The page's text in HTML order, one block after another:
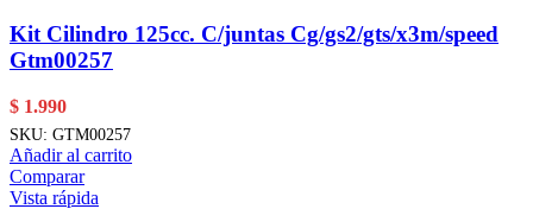
Kit Cilindro 125cc. C/juntas Cg/gs2/gts/x3m/speed
Gtm00257
$ 1.990
SKU: GTM00257
Añadir al carrito
Comparar
Vista rápida